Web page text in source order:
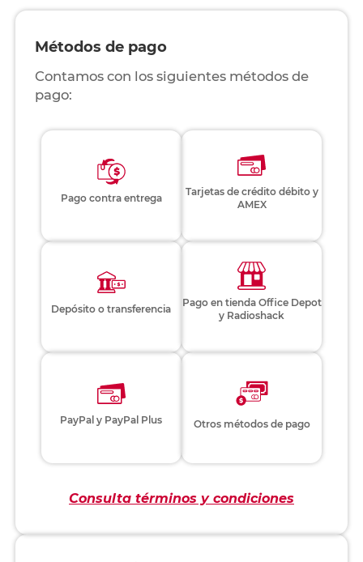
Métodos de pago
Contamos con los siguientes métodos de
pago:
Pago contra entrega
Tarjetas de crédito débito y
AMEX
Depósito o transferencia
Pago en tienda Office Depot
y Radioshack
PayPal y PayPal Plus Otros métodos de pago
Consulta términos y condiciones